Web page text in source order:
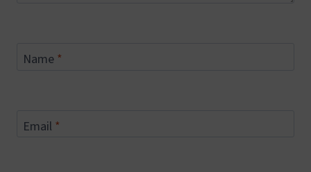
Name *
Email *